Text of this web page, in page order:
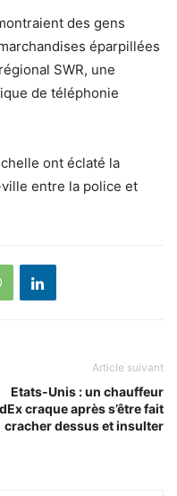
des gens
éparpillées
SWR, une
de téléphonie
ont éclaté la
entre la police et
Article suivant
Etats-Unis : un chauffeur
craque après s’être fait
cracher dessus et insulter